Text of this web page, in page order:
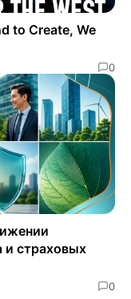
to Create, We
0
и страховых
0